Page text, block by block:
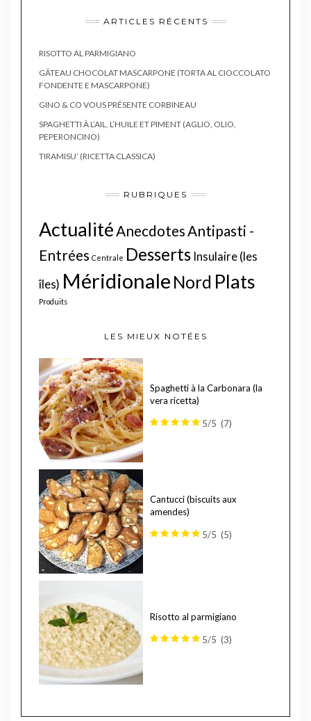
ARTICLES RÉCENTS
RISOTTO AL PARMIGIANO
GÂTEAU CHOCOLAT MASCARPONE (TORTA AL CIOCCOLATO
FONDENTE E MASCARPONE)
GINO & CO VOUS PRÉSENTE CORBINEAU
SPAGHETTI À L’AIL, L’HUILE ET PIMENT (AGLIO, OLIO,
PEPERONCINO)
TIRAMISU’ (RICETTA CLASSICA)
RUBRIQUES
ActualitéAnecdotesAntipasti -
Entrées Centrale Desserts Insulaire (les
îles) Méridionale Nord Plats
Produits
LES MIEUX NOTÉES
Spaghetti à la Carbonara (la
vera ricetta)
5/5 (7)
Cantucci (biscuits aux
amendes)
5/5 (5)
Risotto al parmigiano
5/5 (3)